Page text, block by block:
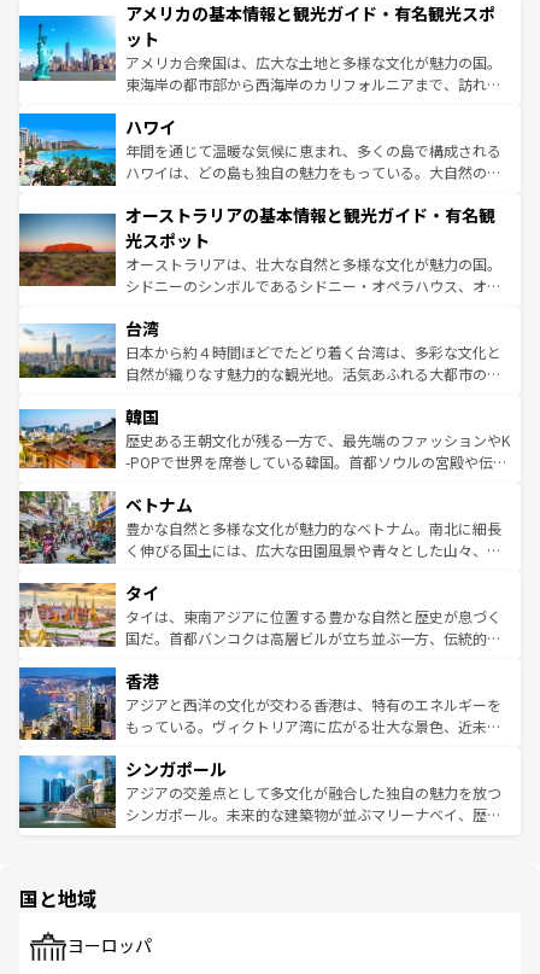
ンツ一覧を参照してほしい。
の建物がそのまま残る町や、スイスならではのユニークな
博物館もあり、アルプス観光だけでなく町歩きも満喫する
ことができる。国民の所得が高いため物価も高いが、旅行
者向けの交通パス提供のサービスもあり、うまく活用すれ
着のスイス情報は
アメリカの基本情報と観光ガイド・有名観光スポ
ット
アメリカ合衆国は、広大な土地と多様な文化が魅力の国。
東海岸の都市部から西海岸のカリフォルニアまで、訪れる
のような巨大都市は、観光、ショッピング、エンターテイ
ンメントが詰まった刺激的なスポットだ。一方、アメリカ
西部には大自然が広がり、グランドキャニオンやイエロー
部のニューオーリンズでは、音楽と美食が融合した独特の
文化が魅力。旅行者はアメリカの各地域で異なる魅力を楽
しみながら、その多様性と豊かな歴史を感じることができ
るだろう。車でのロードトリップや列車の旅も、アメリカ
情報は
ハワイ
年間を通じて温暖な気候に恵まれ、多くの島で構成される
ハワイは、どの島も独自の魅力をもっている。大自然の神
ワイ島は見逃せない。また、定番の観光地といえばオアフ
島だが、静かな自然を求めるならマウイ島やカウアイ島が
おすすめ。エメラルドグリーンに輝く海をはじめ、豊かな
文化や歴史が息づいている。「アロハスピリット」と呼ば
人々、おいしいローカルフードやハワイアンミュージッ
ク、伝統的なフラダンスなど、すべてがハワイの魅力を彩
っている。訪れるたびに新しい発見と感動が待っているハ
はコンテンツ一覧
オーストラリアの基本情報と観光ガイド・有名観
光スポット
オーストラリアは、壮大な自然と多様な文化が魅力の国。
シドニーのシンボルであるシドニー・オペラハウス、オー
リアリーフや大陸中央部にそびえるウルル（エアーズロッ
ク）、タスマニアの美しい原生林やケアンズの熱帯雨林な
ど、見どころがたくさん。また、カフェやワイン、オージ
いる。アクティビティも充実しており、サーフィンやダイ
ビング、ハイキングなど、アウトドア好きにはたまらな
い。オーストラリアの多彩な魅力を存分に味わいつくそ
参照してほしい。
台湾
日本から約４時間ほどでたどり着く台湾は、多彩な文化と
自然が織りなす魅力的な観光地。活気あふれる大都市の台
ン）、静ひつな山岳地帯である台湾東部など、都市の喧騒
と山間の静けさが共存しており、訪れる人に新しい発見と
驚きをもたらしてくれる。また、奥深い台湾の食文化も魅
容にもいいと評判のスイーツなど、バラエティ豊かな料理
が味わえる。 なお、新着の台湾情報は コンテンツ一覧を参
照してほしい。
韓国
歴史ある王朝文化が残る一方で、最先端のファッションやK
-POPで世界を席巻している韓国。首都ソウルの宮殿や伝統
き、地方に足を延ばせば四季折々の自然美を楽しむことが
できる。そして、キムチや焼肉、絶品のストリートフード
まで、さまざまな韓国料理が待っている。夜には、韓国な
リティに包まれながら、韓国の多彩な魅力を心ゆくまで味
わってみてほしい。 なお、新着の韓国情報はコンテンツ一
覧を参照してほしい。
ベトナム
豊かな自然と多様な文化が魅力的なベトナム。南北に細長
く伸びる国土には、広大な田園風景や青々とした山々、世
急速な発展と共に伝統が息づく。ハノイの古い町並みやホ
ーチミン市のフランス統治時代の建物も、独特の雰囲気を
醸し出している。また、バラエティの豊かさとおいしさで
とつ。フォーやバインミー、ベトナムコーヒーなどは、ぜ
ひ現地で味わいたい。どの地域を訪れてもあたたかい人々
が旅行者を迎えてくれるので、きっと忘れられない旅にな
参照してほしい。
タイ
タイは、東南アジアに位置する豊かな自然と歴史が息づく
国だ。首都バンコクは高層ビルが立ち並ぶ一方、伝統的な
の活気が交差している。北部ではチェンマイなどの山岳地
帯で自然と触れ合い、南部ではプーケットやクラビの美し
いビーチでリゾート気分を楽しむことができる。タイ料理
激する。気候は一年中温暖で、どの季節にも異なる楽しみ
が待っている。親しみやすいタイの人々、仏教を中心とし
た文化、そして多様な観光資源が、訪れる旅人を魅了し続
香港
アジアと西洋の文化が交わる香港は、特有のエネルギーを
もっている。ヴィクトリア湾に広がる壮大な景色、近未来
み、どこを訪れても感動するはず。観光スポットが密集し
ており、効率よく見どころを回れるのも魅力。息をのむよ
うな絶景から文化的な体験まで、香港を存分に楽しみ尽く
シンガポール
アジアの交差点として多文化が融合した独自の魅力を放つ
シンガポール。未来的な建築物が並ぶマリーナベイ、歴史
で、ホーカーズは地元の風情を楽しめる外せないスポット
国と地域
ヨーロッパ